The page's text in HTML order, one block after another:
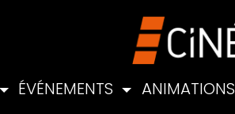
ÉVÉNEMENTS ANIMATIONS